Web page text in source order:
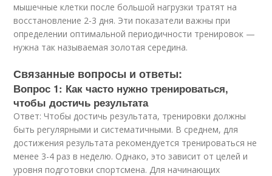
мышечные клетки после большой нагрузки тратят на
восстановление 2-3 дня. Эти показатели важны при
определении оптимальной периодичности тренировок —
нужна так называемая золотая середина.
Связанные вопросы и ответы:
Вопрос 1: Как часто нужно тренироваться,
чтобы достичь результата
Ответ: Чтобы достичь результата, тренировки должны
быть регулярными и систематичными. В среднем, для
достижения результата рекомендуется тренироваться не
менее 3-4 раз в неделю. Однако, это зависит от целей и
уровня подготовки спортсмена. Для начинающих